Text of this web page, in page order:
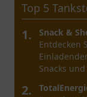
Top 5
1.
Snack &
Entdecken
Snacks
2.